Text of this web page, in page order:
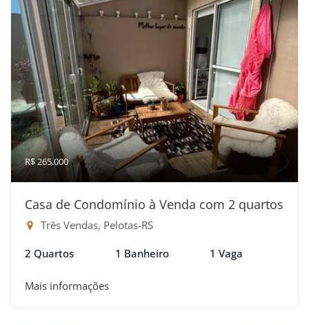
R$ 265.000
Casa de Condomínio à Venda com 2 quartos
Três Vendas, Pelotas-RS
2 Quartos 1 Banheiro 1 Vaga
Mais informações